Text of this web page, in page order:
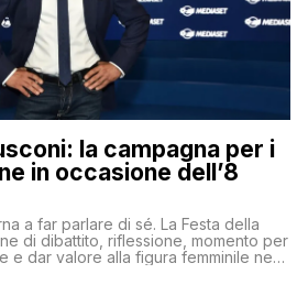
la campagna per i
in occasione dell’8
a far parlare di sé. La Festa della
di dibattito, riflessione, momento per
e dar valore alla figura femminile nella
A lanciare un messaggio “forte e